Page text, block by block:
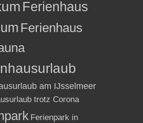
Ferienhaus
Ferienhaus
am IJsselmeer
trotz Corona
Ferienpark in